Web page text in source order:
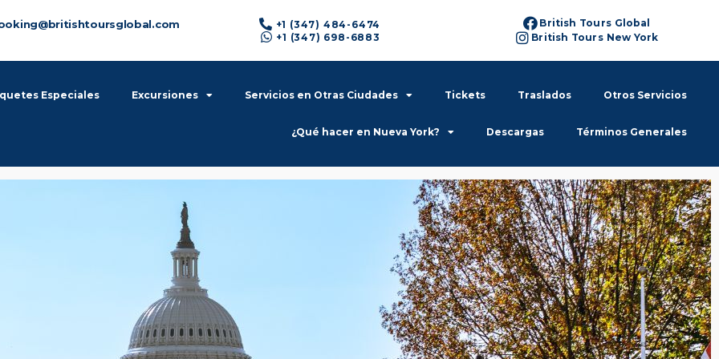
+1 (347) 484-6474
+1 (347) 698-6883
British Tours Global
British Tours New York
Especiales Excursiones Servicios en Otras Ciudades Tickets Traslados Otros Servicios
¿Qué hacer en Nueva York? Descargas Términos Generales